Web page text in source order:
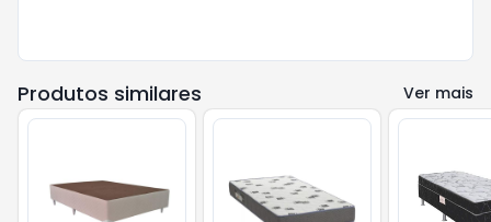
Produtos similares Ver mais